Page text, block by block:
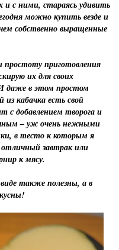
и с ними, стараясь удивить
можно купить везде и
собственно выращенные
приготовления
их для своих
И даже в этом простом
из кабачка есть свой
с добавлением творога и
– уж очень нежными
в тесто к которым я
завтрак или
к мясу.
также полезны, а в